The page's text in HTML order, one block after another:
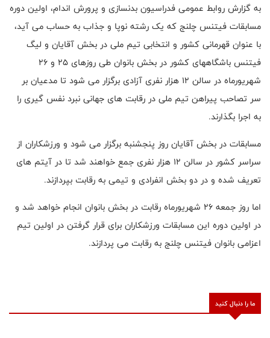
به گزارش روابط عمومی فدراسیون بدنسازی و پرورش اندام، اولین دوره
مسابقات فیتنس چلنج که یک رشته نوپا و جذاب به حساب می آید،
با عنوان قهرمانی کشور و انتخابی تیم ملی در بخش آقایان و لیگ
فیتنس باشگاههای کشور در بخش بانوان طی روزهای 25 و 26
شهریورماه در سالن 12 هزار نفری آزادی برگزار می شود تا مدعیان بر
سر تصاحب پیراهن تیم ملی در رقابت های جهانی نبرد نفس گیری را
به اجرا بگذارند.
مسابقات در بخش آقایان روز پنجشنبه برگزار می شود و ورزشکاران از
سراسر کشور در سالن 12 هزار نفری جمع خواهند شد تا در آیتم های
تعریف شده و در دو بخش انفرادی و تیمی به رقابت بپردازند.
اما روز جمعه 26 شهریورماه رقابت در بخش بانوان انجام خواهد شد و
در اولین دوره این مسابقات ورزشکاران برای قرار گرفتن در اولین تیم
اعزامی بانوان فیتنس چلنج به رقابت می پردازند.
ما را دنبال کنید